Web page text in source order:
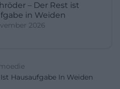
– Der Rest ist
in Weiden
2026
Hausaufgabe In Weiden